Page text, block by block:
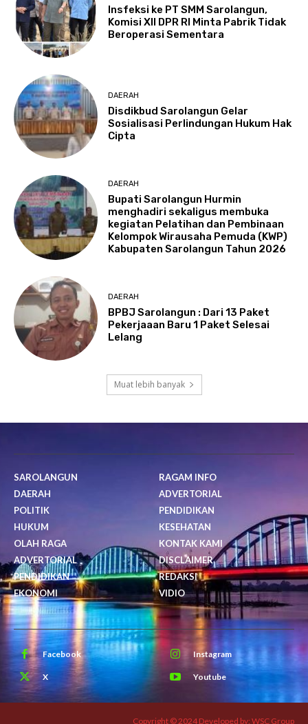
Insfeksi ke PT SMM Sarolangun,
Komisi XII DPR RI Minta Pabrik Tidak
Beroperasi Sementara
DAERAH
Disdikbud Sarolangun Gelar
Sosialisasi Perlindungan Hukum Hak
Cipta
DAERAH
Bupati Sarolangun Hurmin
menghadiri sekaligus membuka
kegiatan Pelatihan dan Pembinaan
Kelompok Wirausaha Pemuda (KWP)
Kabupaten Sarolangun Tahun 2026
DAERAH
BPBJ Sarolangun : Dari 13 Paket
Pekerjaaan Baru 1 Paket Selesai
Lelang
Muat lebih banyak
SAROLANGUN
DAERAH
POLITIK
HUKUM
OLAH RAGA
ADVERTORIAL
PENDIDIKAN
EKONOMI
RAGAM INFO
ADVERTORIAL
PENDIDIKAN
KESEHATAN
KONTAK KAMI
DISCLAIMER
REDAKSI
VIDIO
Facebook Instagram
X Youtube
Copyright © 2024 Developed by: WSC Group